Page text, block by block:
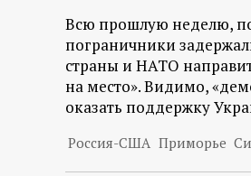
й
п
о
Всю прошлую неделю,
пограничники
страны и НАТО
на место». Видимо,
оказать поддержку
Россия-США Приморье